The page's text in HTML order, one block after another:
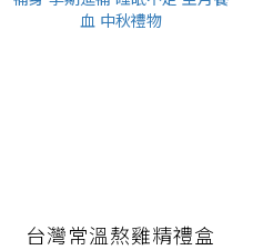
台灣常溫熬雞精禮盒